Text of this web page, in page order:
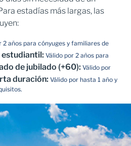
estadías más largas, las
2 años para cónyuges y familiares de
Válido por 2 años para
de jubilado (+60): Válido por
duración: Válido por hasta 1 año y